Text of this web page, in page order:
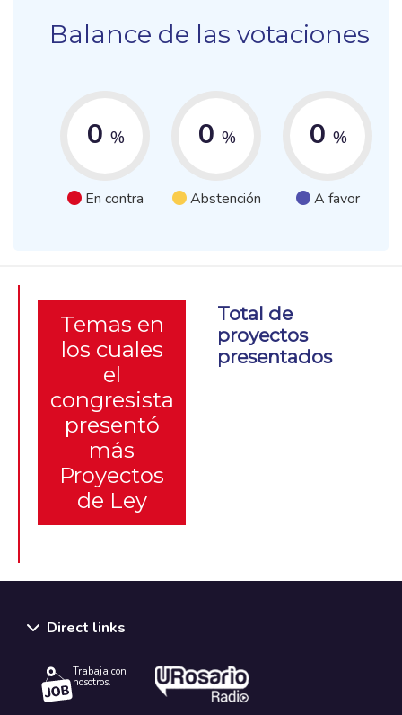
Balance de las votaciones
0 %
En contra
0 %
Abstención
0 %
A favor
Temas en
los cuales
el
congresista
presentó
más
Proyectos
de Ley
Total de
proyectos
presentados
Direct links
Trabaja con
nosotros.